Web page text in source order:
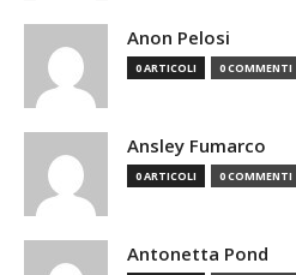
Anon Pelosi
0 ARTICOLI 0 COMMENTI
Ansley Fumarco
0 ARTICOLI 0 COMMENTI
Antonetta Pond